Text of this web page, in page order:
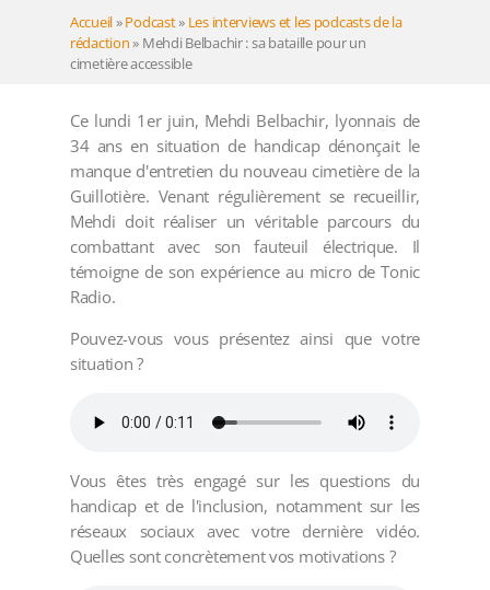
Accueil»Podcast» Les interviews et les podcasts de la
rédaction» Mehdi Belbachir : sa bataille pour un
cimetière accessible
Ce lundi 1er juin, Mehdi Belbachir, lyonnais de
34 ans en situation de handicap dénonçait le
manque d'entretien du nouveau cimetière de la
Guillotière. Venant régulièrement se recueillir,
Mehdi doit réaliser un véritable parcours du
combattant avec son fauteuil électrique. Il
témoigne de son expérience au micro de Tonic
Radio.
Pouvez-vous vous présentez ainsi que votre
situation ?
Vous êtes très engagé sur les questions du
handicap et de l'inclusion, notamment sur les
réseaux sociaux avec votre dernière vidéo.
Quelles sont concrètement vos motivations ?